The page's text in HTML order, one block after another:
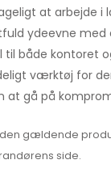
at arbejde i
ydeevne med
til både kontoret
værktøj for
at gå på
gældende
side.